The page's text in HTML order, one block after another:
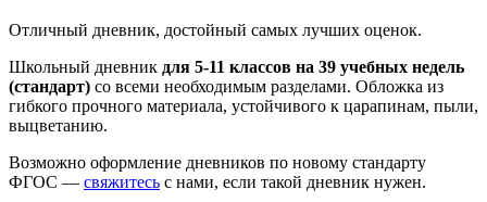
Отличный дневник, достойный самых лучших оценок.
Школьный дневник для 5-11 классов на 39 учебных недель
(стандарт) со всеми необходимым разделами. Обложка из
гибкого прочного материала, устойчивого к царапинам, пыли,
выцветанию.
Возможно оформление дневников по новому стандарту
ФГОС — свяжитесь с нами, если такой дневник нужен.